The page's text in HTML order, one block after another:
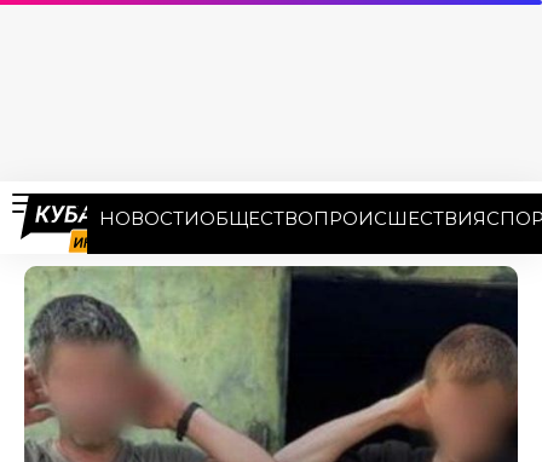
НОВОСТИОБЩЕСТВОПРОИСШЕСТВИЯ